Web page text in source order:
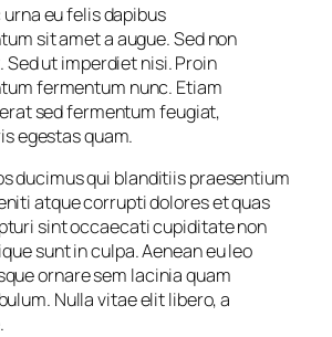
eu felis dapibus
sit amet a augue. Sed non
Sed ut imperdiet nisi. Proin
fermentum nunc. Etiam
sed fermentum feugiat,
egestas quam.
ducimus qui blanditiis praesentium
atque corrupti dolores et quas
sint occaecati cupiditate non
sunt in culpa. Aenean eu leo
ornare sem lacinia quam
Nulla vitae elit libero, a